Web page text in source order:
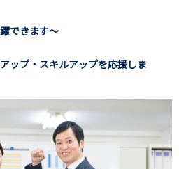
できます～
・スキルアップを応援しま